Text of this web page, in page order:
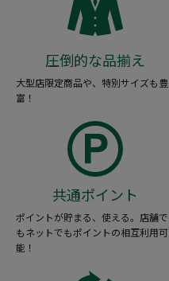
圧倒的な品揃え
大型店限定商品や、特別サイズも豊
富！
共通ポイント
ポイントが貯まる、使える。店舗で
もネットでもポイントの相互利用可
能！